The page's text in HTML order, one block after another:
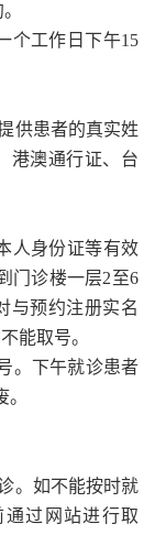
个工作日下午15
供患者的真实姓
港澳通行证、台
人身份证等有效
门诊楼一层2至6
与预约注册实名
能取号。
。下午就诊患者
。如不能按时就
通过网站进行取